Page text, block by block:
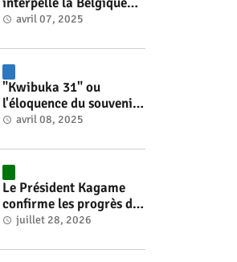
sur sa responsabilité
génocide #rwanda
#RwOT
avril 07, 2025
"Kwibuka 31" ou
l'éloquence du souvenir
et l'universalité de la
#RwOT
avril 08, 2025
Le Président Kagame
confirme les progrès du
Rwanda vers l'énergie
2030 #rwanda #RwOT
juillet 28, 2026